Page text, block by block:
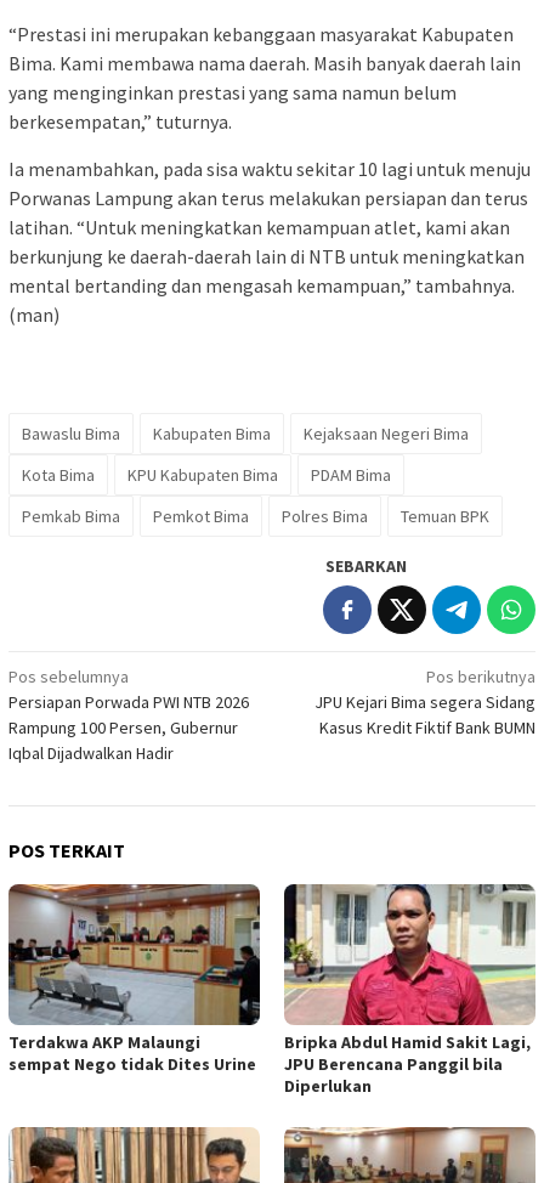
“Prestasi ini merupakan kebanggaan masyarakat Kabupaten
Bima. Kami membawa nama daerah. Masih banyak daerah lain
yang menginginkan prestasi yang sama namun belum
berkesempatan,” tuturnya.
Ia menambahkan, pada sisa waktu sekitar 10 lagi untuk menuju
Porwanas Lampung akan terus melakukan persiapan dan terus
latihan. “Untuk meningkatkan kemampuan atlet, kami akan
berkunjung ke daerah-daerah lain di NTB untuk meningkatkan
mental bertanding dan mengasah kemampuan,” tambahnya.
(man)
Bawaslu Bima Kabupaten Bima
Kejaksaan Negeri Bima
Kota Bima
KPU Kabupaten Bima
PDAM Bima
Pemkab Bima
Pemkot Bima Polres Bima Temuan BPK
SEBARKAN
Navigasi
pos
Pos sebelumnya
Persiapan Porwada PWI NTB 2026
Rampung 100 Persen, Gubernur
Iqbal Dijadwalkan Hadir
Pos berikutnya
JPU Kejari Bima segera Sidang
Kasus Kredit Fiktif Bank BUMN
POS TERKAIT
Terdakwa AKP Malaungi
sempat Nego tidak Dites Urine
Bripka Abdul Hamid Sakit Lagi,
JPU Berencana Panggil bila
Diperlukan